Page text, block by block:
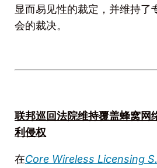
显而易见性的裁定，并维持了
会的裁决。
联邦巡回法院维持覆盖蜂窝网
利侵权
在Core Wireless Licensing